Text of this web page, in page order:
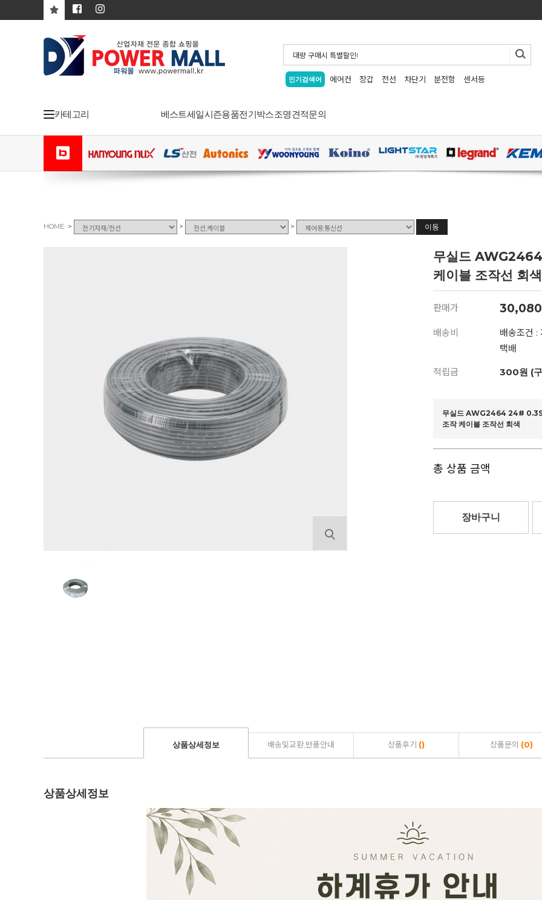
인기검색어 에어컨 장갑 전선 차단기 분전함 센서등
카테고리 베스트세일시즌용품전기박스조명견적문의
HOME > > > 이동
무실드
케이블 조작선 회색
판매가 30,080
배송비
배송조건
택배
적립금 300원 (
무실드 AWG2464 24#
조작 케이블 조작선 회색
총 상품 금액
장바구니
상품상세정보 배송및교환,반품안내 상품후기 () 상품문의 (0)
상품상세정보